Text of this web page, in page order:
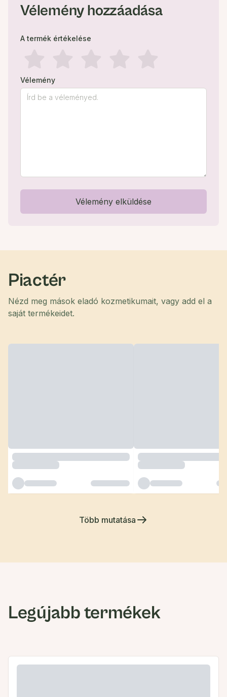
Vélemény hozzáadása
A termék értékelése
Vélemény
Vélemény elküldése
Piactér
Nézd meg mások eladó kozmetikumait, vagy add el a
saját termékeidet.
Több mutatása
Legújabb termékek